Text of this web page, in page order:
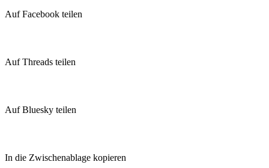
Auf Facebook teilen
Auf Threads teilen
Auf Bluesky teilen
In die Zwischenablage kopieren